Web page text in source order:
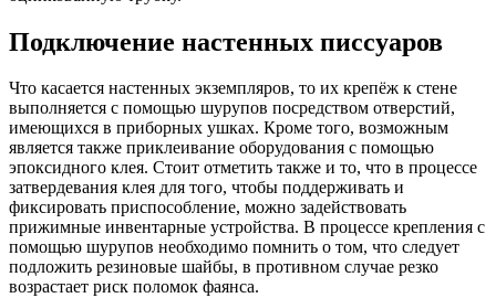
Подключение настенных писсуаров
Что касается настенных экземпляров, то их крепёж к стене
выполняется с помощью шурупов посредством отверстий,
имеющихся в приборных ушках. Кроме того, возможным
является также приклеивание оборудования с помощью
эпоксидного клея. Стоит отметить также и то, что в процессе
затвердевания клея для того, чтобы поддерживать и
фиксировать приспособление, можно задействовать
прижимные инвентарные устройства. В процессе крепления с
помощью шурупов необходимо помнить о том, что следует
подложить резиновые шайбы, в противном случае резко
возрастает риск поломок фаянса.